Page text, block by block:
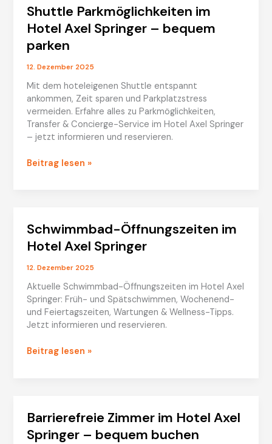
Axel
Springer
–
stilvoll
Shuttle Parkmöglichkeiten im
Hotel Axel Springer – bequem
parken
12. Dezember 2025
Mit dem hoteleigenen Shuttle entspannt
ankommen, Zeit sparen und Parkplatzstress
vermeiden. Erfahre alles zu Parkmöglichkeiten,
Transfer & Concierge-Service im Hotel Axel Springer
– jetzt informieren und reservieren.
Shuttle
Springer
–
bequem
parken
Beitrag lesen »
Schwimmbad-Öffnungszeiten im
Hotel Axel Springer
12. Dezember 2025
Aktuelle Schwimmbad-Öffnungszeiten im Hotel Axel
Springer: Früh- und Spätschwimmen, Wochenend-
und Feiertagszeiten, Wartungen & Wellness-Tipps.
Jetzt informieren und reservieren.
Schwimmbad-
Springer
Beitrag lesen »
Barrierefreie Zimmer im Hotel Axel
Springer – bequem buchen